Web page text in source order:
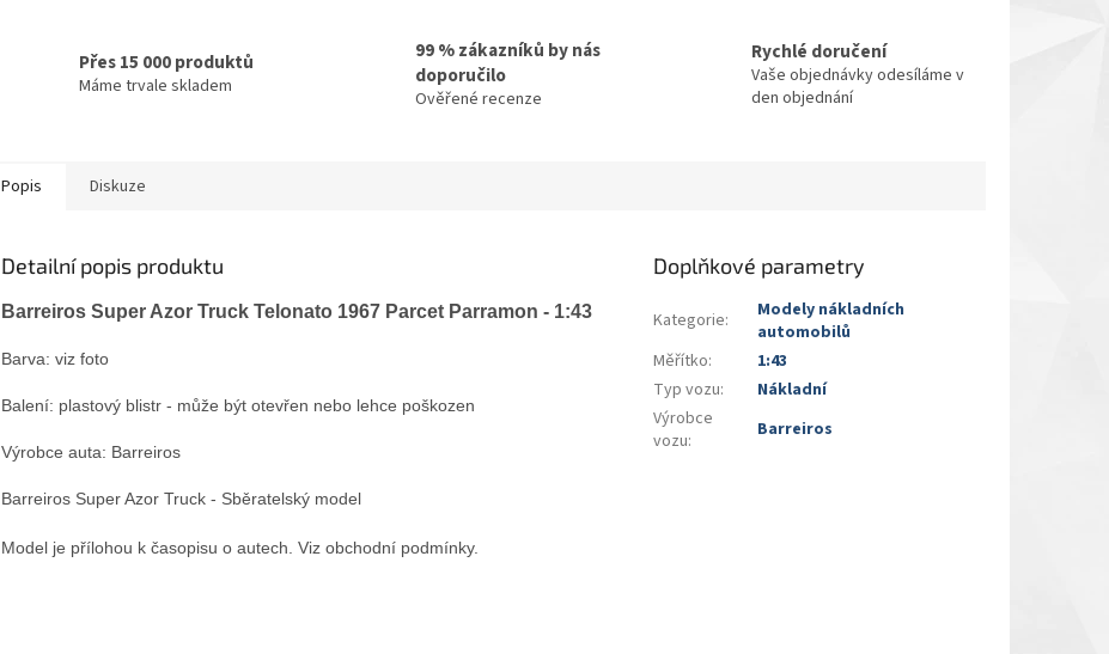
Přes 15 000 produktů
Máme trvale skladem
99 % zákazníků by nás
doporučilo
Ověřené recenze
Rychlé doručení
Vaše objednávky odesíláme v
den objednání
Popis Diskuze
Detailní popis produktu
Barreiros Super Azor Truck Telonato 1967 Parcet Parramon - 1:43
Barva: viz foto
Balení: plastový blistr - může být otevřen nebo lehce poškozen
Výrobce auta: Barreiros
Barreiros Super Azor Truck - Sběratelský model
Model je přílohou k časopisu o autech. Viz obchodní podmínky.
Doplňkové parametry
Kategorie:
Modely nákladních
automobilů
Měřítko:
1:43
Typ vozu:
Nákladní
Výrobce
vozu: Barreiros